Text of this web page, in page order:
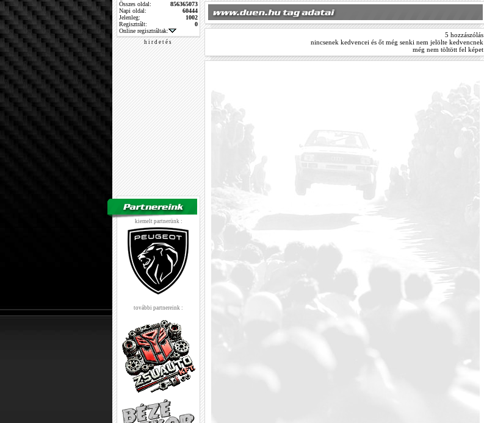
Összes oldal:
856365073
Napi oldal:
60444
Jelenleg:
1002
Regisztrált:
0
Online regisztráltak:
h i r d e t é s
kiemelt partnerünk :
további partnereink :
5 hozzászólás
nincsenek kedvencei és őt még senki nem jelölte kedvencnek
még nem töltött fel képet